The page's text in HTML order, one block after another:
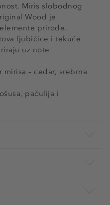
Miris slobodnog
Wood je
prirode.
ljubičice i tekuće
uz note
mirisa – cedar, srebrna
pačulija i